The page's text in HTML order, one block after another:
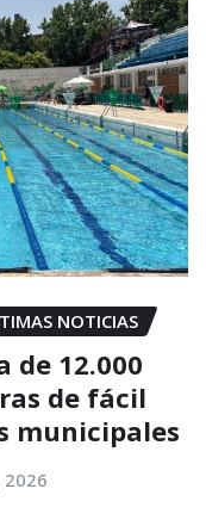
NOTICIAS
de 12.000
de fácil
municipales
2026